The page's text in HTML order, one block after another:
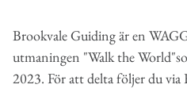
Brookvale Guiding är en
utmaningen "Walk the
2023. För att delta följer du via